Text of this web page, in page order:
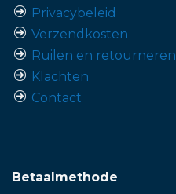
Privacybeleid
Verzendkosten
Ruilen en retourneren
Klachten
Contact
Betaalmethode